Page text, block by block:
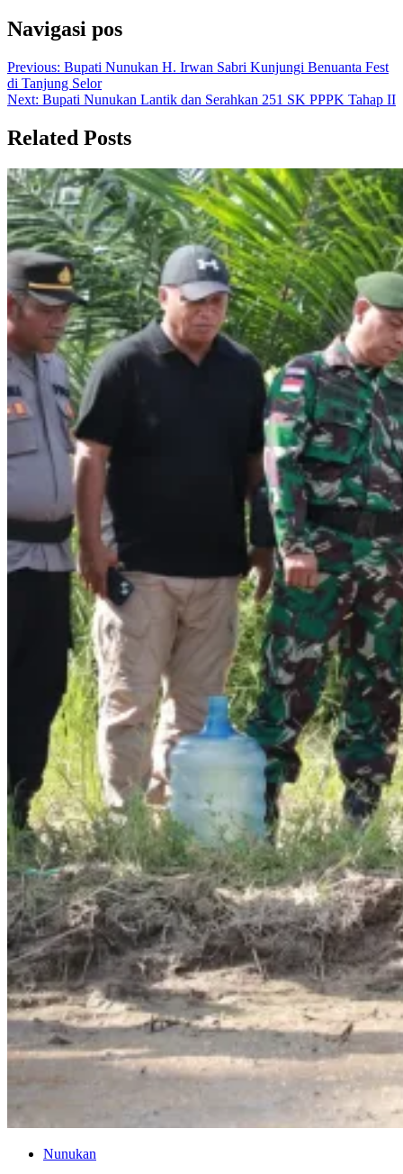
Navigasi pos
Previous: Bupati Nunukan H. Irwan Sabri Kunjungi Benuanta Fest
di Tanjung Selor
Next: Bupati Nunukan Lantik dan Serahkan 251 SK PPPK Tahap II
Related Posts
Nunukan